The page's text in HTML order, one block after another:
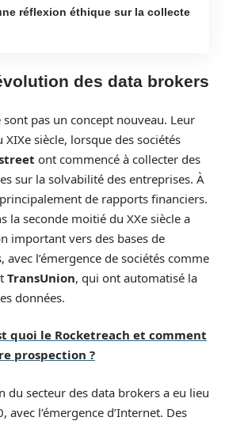
réflexion éthique sur la collecte
des data brokers
sont pas un concept nouveau. Leur
siècle, lorsque des sociétés
ont commencé à collecter des
sur la solvabilité des entreprises. À
principalement de rapports financiers.
la seconde moitié du XXe siècle a
important vers des bases de
l’émergence de sociétés comme
TransUnion, qui ont automatisé la
données.
quoi le Rocketreach et comment
prospection ?
du secteur des data brokers a eu lieu
avec l’émergence d’Internet. Des